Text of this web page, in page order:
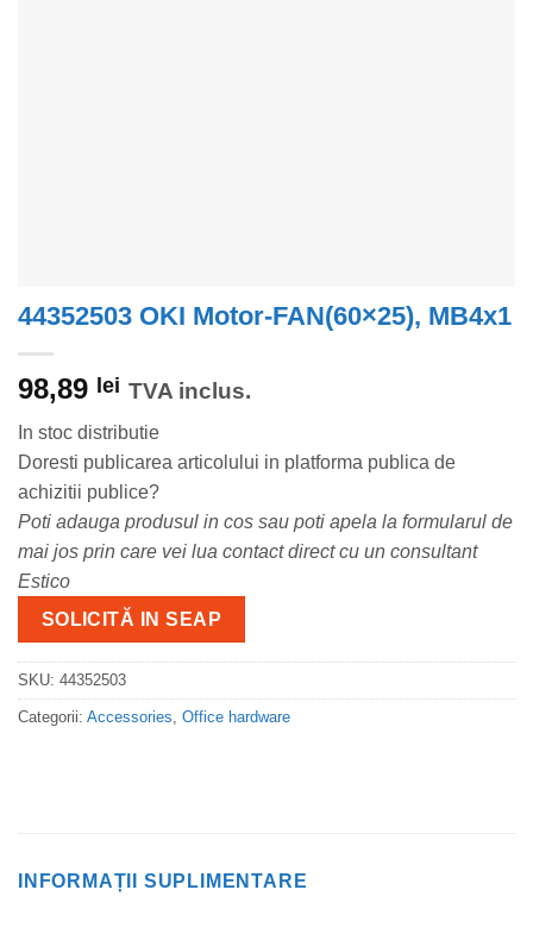
44352503 OKI Motor-FAN(60×25), MB4x1
98,89 lei TVA inclus.
In stoc distributie
Doresti publicarea articolului in platforma publica de
achizitii publice?
Poti adauga produsul in cos sau poti apela la formularul de
mai jos prin care vei lua contact direct cu un consultant
Estico
SOLICITĂ IN SEAP
SKU: 44352503
Categorii: Accessories Office hardware
INFORMAȚII SUPLIMENTARE